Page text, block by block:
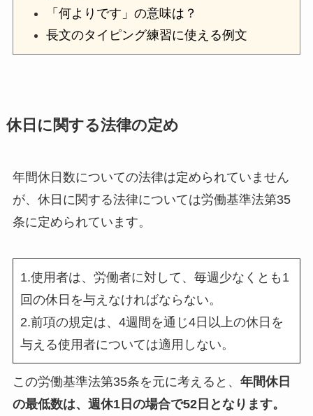
「何よりです」の意味は？
長文のタイピング練習に使える例文
休日に関する法律の定め
年間休日数についての法律は定められていません
が、休日に関する法律については労働基準法第35
条に定められています。
1.使用者は、労働者に対して、毎週少なくとも1
回の休日を与えなければならない。
2.前項の規定は、4週間を通じ4日以上の休日を
与える使用者については適用しない。
この労働基準法第35条を元に考えると、 年間休日
の最低数は、週休1日の場合で52日となります。